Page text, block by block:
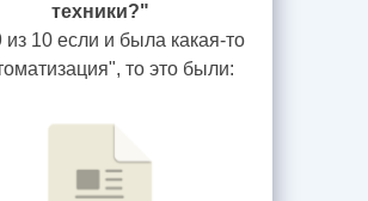
техники?"
из 10 если и была какая-то
то это были: